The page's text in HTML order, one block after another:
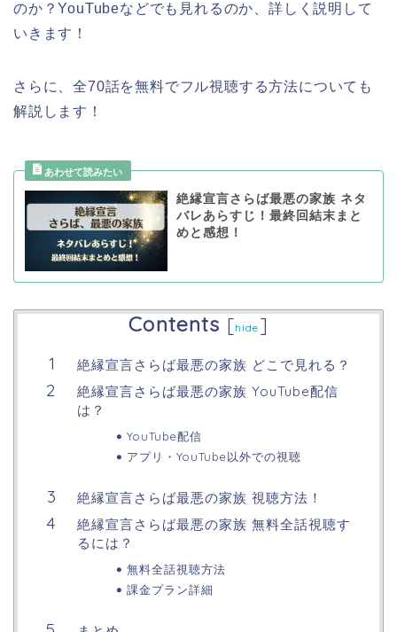
のか？YouTubeなどでも見れるのか、詳しく説明して
いきます！
さらに、全70話を無料でフル視聴する方法についても
解説します！
絶縁宣言さらば最悪の家族 ネタ
バレあらすじ！最終回結末まと
めと感想！
Contents [hide ]
絶縁宣言さらば最悪の家族 どこで見れる？
絶縁宣言さらば最悪の家族 YouTube配信
は？
YouTube配信
アプリ・YouTube以外での視聴
絶縁宣言さらば最悪の家族 視聴方法！
絶縁宣言さらば最悪の家族 無料全話視聴す
るには？
無料全話視聴方法
課金プラン詳細